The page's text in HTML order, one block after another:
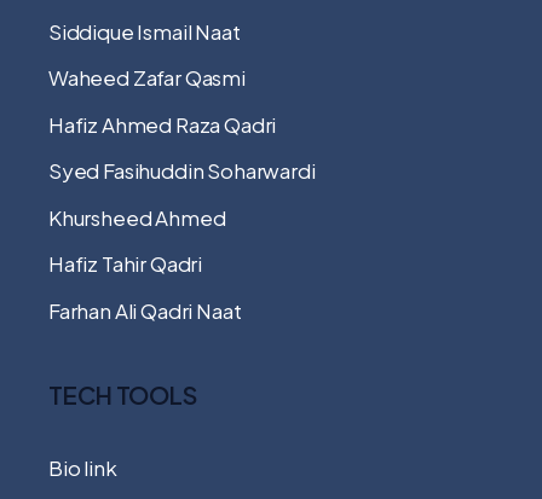
Siddique Ismail Naat
Waheed Zafar Qasmi
Hafiz Ahmed Raza Qadri
Syed Fasihuddin Soharwardi
Khursheed Ahmed
Hafiz Tahir Qadri
Farhan Ali Qadri Naat
TECH TOOLS
Bio link